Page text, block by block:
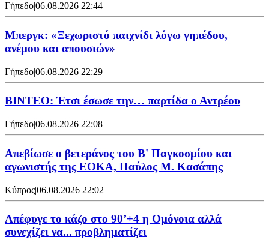
Γήπεδο|06.08.2026 22:44
Μπεργκ: «Ξεχωριστό παιχνίδι λόγω γηπέδου,
ανέμου και απουσιών»
Γήπεδο|06.08.2026 22:29
ΒΙΝΤΕΟ: Έτσι έσωσε την… παρτίδα ο Αντρέου
Γήπεδο|06.08.2026 22:08
Απεβίωσε ο βετεράνος του Β' Παγκοσμίου και
αγωνιστής της ΕΟΚΑ, Παύλος Μ. Κασάπης
Κύπρος|06.08.2026 22:02
Απέφυγε το κάζο στο 90’+4 η Ομόνοια αλλά
συνεχίζει να... προβληματίζει